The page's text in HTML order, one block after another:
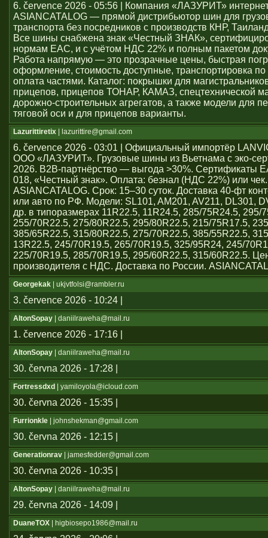
6. července 2026 - 05:56 | Компания «ЛАЗУРИТ»
ASIANCATALOG — прямой дистрибьютор шин для
транспорта без посредников с производств КНР,
Все шины снабжена знак «Честный ЗНАК»,
нормам ЕАС, и с учётом НДС 22% и полным пакетом
Работа напрямую — это прозрачные цены, быстрая
оформление, стоимость доступные, транспортировка по
оплата частями. Каталог: покрышки для
прицепов, прицепов ТОНАР, КАМАЗ, спецтехнической
дорожно-строительных агрегатов, а также модели для
тяговой оси и для прицепов варианты.
Lazurittiretix | lazurittire@gmail.com
6. července 2026 - 03:01 | Официальный импортёр
ООО «ЛАЗУРИТ». Грузовые шины из Вьетнама с эко-
2026. B2B-партнёрство — выгода >30%. Сертификаты
018, «Честный знак». Оплата: безнал (НДС 22%) или
ASIANCATALOG. Срок: 15–30 суток. Доставка 40-фт
или авто по РФ. Модели: SL101, AM201, AV211, DL301,
др. в типоразмерах 11R22.5, 11R24.5, 285/75R24.5, 295/
255/70R22.5, 275/80R22.5, 295/80R22.5, 215/75R17.5,
385/65R22.5, 315/80R22.5, 275/70R22.5, 385/55R22.5,
13R22.5, 245/70R19.5, 265/70R19.5, 325/95R24, 245/
225/70R19.5, 285/70R19.5, 295/60R22.5, 315/60R22.5.
производителя с НДС. Доставка по России.
Georgekak | ukjvtfolsi@rambler.ru
3. července 2026 - 10:24 |
AltonSopay | daniilraweha@mail.ru
1. července 2026 - 17:16 |
AltonSopay | daniilraweha@mail.ru
30. června 2026 - 17:28 |
Fortressdxd | yamiloyola@icloud.com
30. června 2026 - 15:35 |
Furrionkle | johnshekman@gmail.com
30. června 2026 - 12:15 |
Generationrav | jamesfedder@gmail.com
30. června 2026 - 10:35 |
AltonSopay | daniilraweha@mail.ru
29. června 2026 - 14:09 |
DuaneTOX | higbiosepo1986@mail.ru